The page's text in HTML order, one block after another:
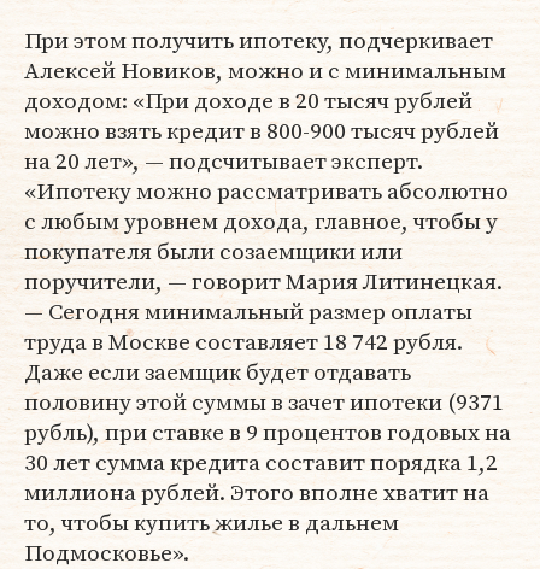
При этом получить ипотеку, подчеркивает
Алексей Новиков, можно и с минимальным
доходом: «При доходе в 20 тысяч рублей
можно взять кредит в 800-900 тысяч рублей
на 20 лет», — подсчитывает эксперт.
«Ипотеку можно рассматривать абсолютно
с любым уровнем дохода, главное, чтобы у
покупателя были созаемщики или
поручители, — говорит Мария Литинецкая.
— Сегодня минимальный размер оплаты
труда в Москве составляет 18 742 рубля.
Даже если заемщик будет отдавать
половину этой суммы в зачет ипотеки (9371
рубль), при ставке в 9 процентов годовых на
30 лет сумма кредита составит порядка 1,2
миллиона рублей. Этого вполне хватит на
то, чтобы купить жилье в дальнем
Подмосковье».